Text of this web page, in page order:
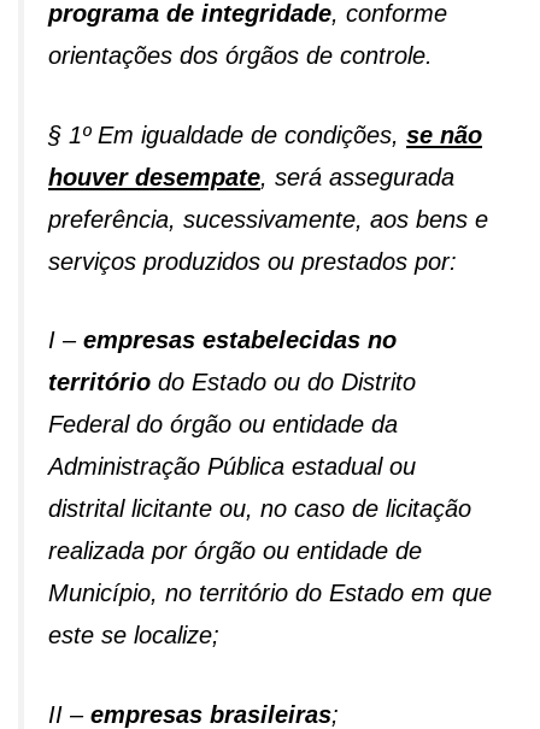
programa de integridade, conforme
orientações dos órgãos de controle.
§ 1º Em igualdade de condições, se não
houver desempate, será assegurada
preferência, sucessivamente, aos bens e
serviços produzidos ou prestados por:
I – empresas estabelecidas no
território do Estado ou do Distrito
Federal do órgão ou entidade da
Administração Pública estadual ou
distrital licitante ou, no caso de licitação
realizada por órgão ou entidade de
Município, no território do Estado em que
este se localize;
II – empresas brasileiras;